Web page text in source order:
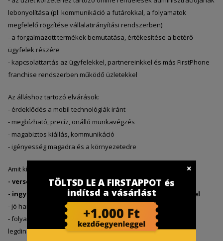
lebonyolítása (pl: kommunikáció a futárokkal, a folyamatok
megfelelő rögzítése vállalatirányítási rendszerben)
- a forgalmazott termékek bemutatása, értékesítése a betérő
ügyfelek részére
- kapcsolattartás az ügyfelekkel, partnereinkkel és más FirstPhone
franchise rendszerben működő üzletekkel
Az álláshoz tartozó elvárások:
- érdeklődés a mobil technológiák iránt
- megbízható, precíz, önálló munkavégzés
- magabiztos kiállás, kommunikáció
- igényesség magadra és a környezetedre
Amit kínálunk:
- versenyképes fix alapjövedelem + jutalék rendszer
- ingyenes, államilag elismert képzésekben való részvétel
- jó hangulatú, fiatalos, lendületes csapat
- folyamatos fejlődési lehetőség Magyarország egyik
legdinamikusabban fejlődő üzlethálózatánál
TÖLTSD LE A FIRSTAPPOT és
indítsd a vásárlást